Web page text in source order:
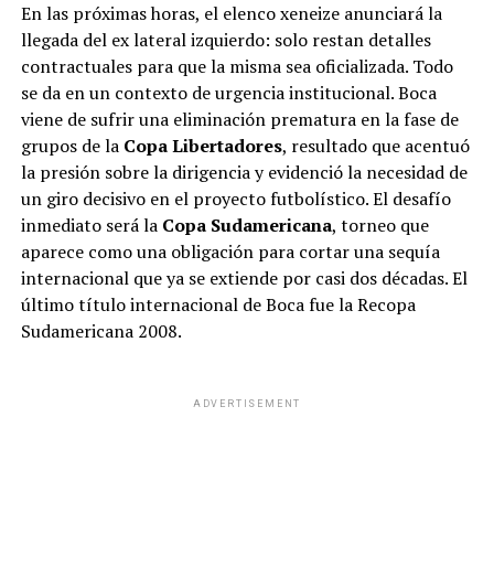
En las próximas horas, el elenco xeneize anunciará la
llegada del ex lateral izquierdo: solo restan detalles
contractuales para que la misma sea oficializada. Todo
se da en un contexto de urgencia institucional. Boca
viene de sufrir una eliminación prematura en la fase de
grupos de laCopa Libertadores, resultado que acentuó
la presión sobre la dirigencia y evidenció la necesidad de
un giro decisivo en el proyecto futbolístico. El desafío
inmediato será la Copa Sudamericana, torneo que
aparece como una obligación para cortar una sequía
internacional que ya se extiende por casi dos décadas. El
último título internacional de Boca fue la Recopa
Sudamericana 2008.
ADVERTISEMENT